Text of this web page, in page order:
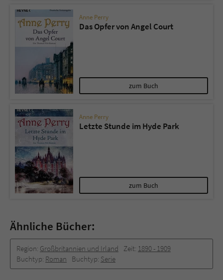
Anne Perry
Das Opfer von Angel Court
zum Buch
Anne Perry
Letzte Stunde im Hyde Park
zum Buch
Ähnliche Bücher:
Region: Großbritannien und Irland Zeit: 1890 -­ 1909
Buchtyp: Roman Buchtyp: Serie